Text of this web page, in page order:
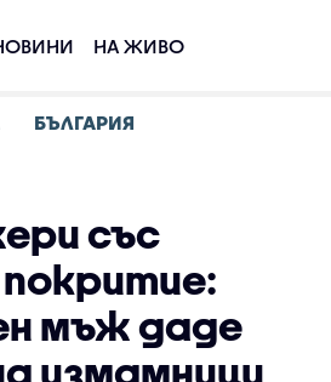
НА ЖИВО
БЪЛГАРИЯ
със
мъж даде
измамници